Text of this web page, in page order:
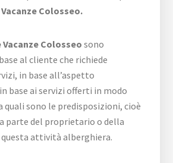
Colosseo.
Vacanze Colosseo sono
al cliente che richiede
in base all’aspetto
base ai servizi offerti in modo
quali sono le predisposizioni, cioè
parte del proprietario o della
attività alberghiera.